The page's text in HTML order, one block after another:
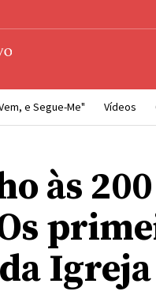
e Segue-Me" Vídeos
às
Igreja